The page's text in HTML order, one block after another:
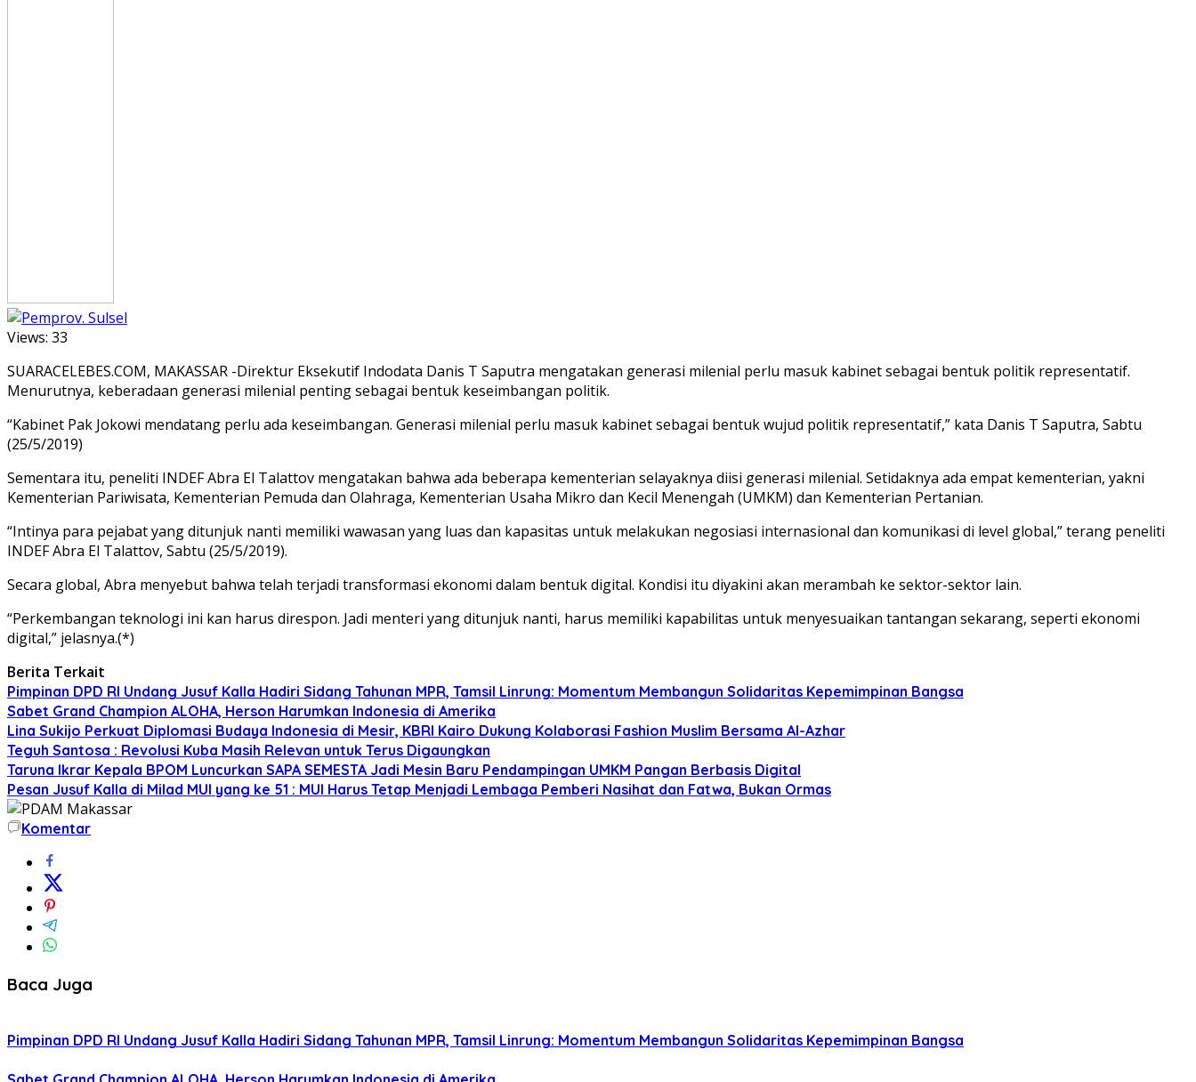
Views: 33
SUARACELEBES.COM, MAKASSAR -Direktur Eksekutif Indodata Danis T Saputra mengatakan generasi milenial perlu masuk kabinet sebagai bentuk politik representatif.
Menurutnya, keberadaan generasi milenial penting sebagai bentuk keseimbangan politik.
“Kabinet Pak Jokowi mendatang perlu ada keseimbangan. Generasi milenial perlu masuk kabinet sebagai bentuk wujud politik representatif,” kata Danis T Saputra, Sabtu
(25/5/2019)
Sementara itu, peneliti INDEF Abra El Talattov mengatakan bahwa ada beberapa kementerian selayaknya diisi generasi milenial. Setidaknya ada empat kementerian, yakni
Kementerian Pariwisata, Kementerian Pemuda dan Olahraga, Kementerian Usaha Mikro dan Kecil Menengah (UMKM) dan Kementerian Pertanian.
“Intinya para pejabat yang ditunjuk nanti memiliki wawasan yang luas dan kapasitas untuk melakukan negosiasi internasional dan komunikasi di level global,” terang peneliti
INDEF Abra El Talattov, Sabtu (25/5/2019).
Secara global, Abra menyebut bahwa telah terjadi transformasi ekonomi dalam bentuk digital. Kondisi itu diyakini akan merambah ke sektor-sektor lain.
“Perkembangan teknologi ini kan harus direspon. Jadi menteri yang ditunjuk nanti, harus memiliki kapabilitas untuk menyesuaikan tantangan sekarang, seperti ekonomi
digital,” jelasnya.(*)
Berita Terkait
Pimpinan DPD RI Undang Jusuf Kalla Hadiri Sidang Tahunan MPR, Tamsil Linrung: Momentum Membangun Solidaritas Kepemimpinan Bangsa
Sabet Grand Champion ALOHA, Herson Harumkan Indonesia di Amerika
Lina Sukijo Perkuat Diplomasi Budaya Indonesia di Mesir, KBRI Kairo Dukung Kolaborasi Fashion Muslim Bersama Al-Azhar
Teguh Santosa : Revolusi Kuba Masih Relevan untuk Terus Digaungkan
Taruna Ikrar Kepala BPOM Luncurkan SAPA SEMESTA Jadi Mesin Baru Pendampingan UMKM Pangan Berbasis Digital
Pesan Jusuf Kalla di Milad MUI yang ke 51 : MUI Harus Tetap Menjadi Lembaga Pemberi Nasihat dan Fatwa, Bukan Ormas
Komentar
Baca Juga
Pimpinan DPD RI Undang Jusuf Kalla Hadiri Sidang Tahunan MPR, Tamsil Linrung: Momentum Membangun Solidaritas Kepemimpinan Bangsa